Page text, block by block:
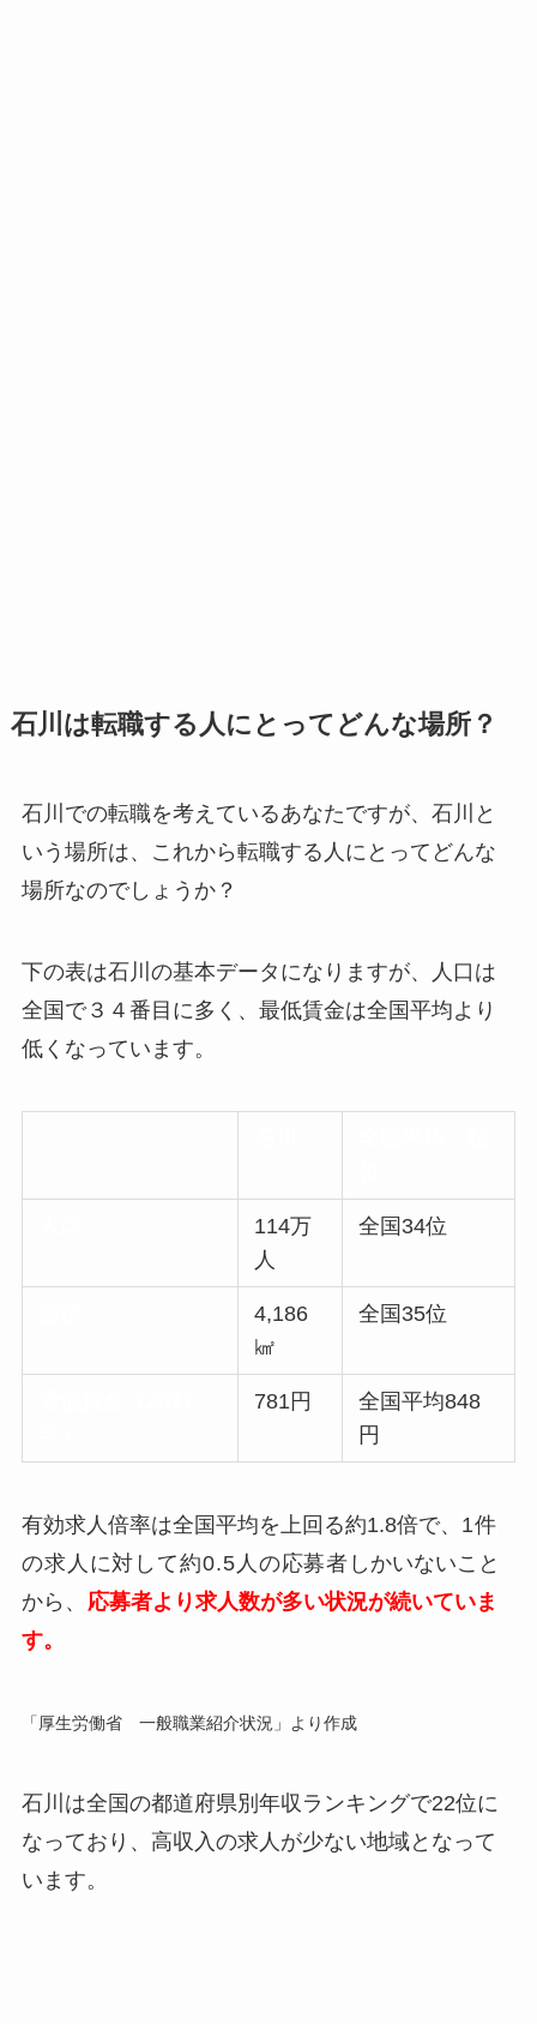
石川は転職する人にとってどんな場所？
石川での転職を考えているあなたですが、石川と
いう場所は、これから転職する人にとってどんな
場所なのでしょうか？
下の表は石川の基本データになりますが、人口は
全国で３４番目に多く、最低賃金は全国平均より
低くなっています。
114万
人
全国34位
4,186
㎢
全国35位
781円
全国平均848
円
有効求人倍率は全国平均を上回る約1.8倍で、 1件
の求人に対して約0.5人の応募者 しかいないこと
から 、 応募者より求人数が多い状況が続いていま
す。
「厚生労働省 一般職業紹介状況」より作成
石川は全国の都道府県別年収ランキングで22位に
なっており、高収入の求人が少ない地域となって
います。